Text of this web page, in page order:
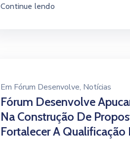
Continue lendo
Em Fórum Desenvolve‚ Notícias
Fórum Desenvolve
Na Construção De
Fortalecer A Qualificação